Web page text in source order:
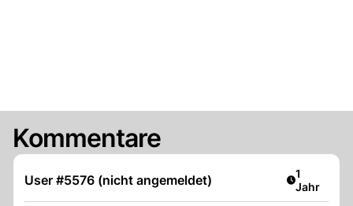
Kommentare
User #5576 (nicht angemeldet) Artikel
1
Jahr